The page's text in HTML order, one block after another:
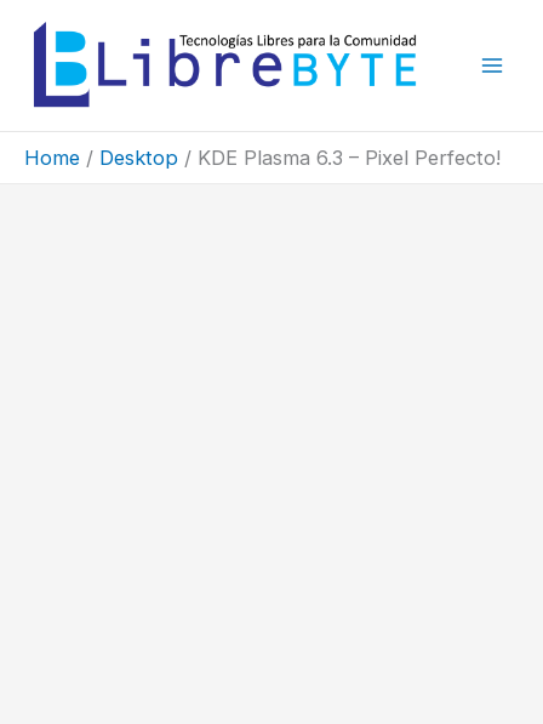
content
Home Desktop KDE Plasma 6.3 – Pixel Perfecto!